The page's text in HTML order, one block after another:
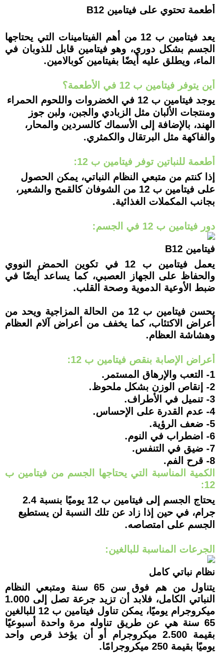
أطعمة تحتوي على فيتامين B12
يعد فيتامين ب 12 من أهم الفيتامينات التي يحتاجها
الجسم بشكل دوري، وهو فيتامين قابل للذوبان في
الماء، ويطلق عليه أيضًا بفيتامين كوبالامين.
أين يتوفر فيتامين ب 12 في الأطعمة؟
يوجد فيتامين ب 12 في الخضروات واللحوم الحمراء
ومنتجات الألبان مثل الزبادي والجبن، ولبن جوز
الهند، بالإضافة إلى الأسماك كالسردين والمحار،
والفاكهة مثل البرتقال والكمثري.
أطعمة للنباتين توفر فيتامين ب 12:
إذا كنتم من متبعي النظام النباتي، يمكن الحصول
على فيتامين ب 12 من الشوفان كالقمح والشعير،
بجانب المكملات الغذائية.
دور فيتامين ب 12 في الجسم:
فيتامين B12
يعمل فيتامين ب 12 في تكوين الحمض النووي
والحفاظ على الجهاز العصبي، كما يساعد أيضًا في
ضبط الأوعية الدموية وصحة القلب.
يحسن فيتامين ب 12 من الحالة المزاجية ويحد من
أعراض الاكتئاب، كما يخفف من أعراض آلام العظام
وهشاشة العظام.
أعراض الإصابة بنقص فيتامين ب 12:
1- التعب والإرهاق المستمر.
2- إنقاص الوزن بشكل ملحوظ.
3- تنميل في الأطراف.
4- عدم القدرة على الإحساس.
5- ضعف الرؤية.
6- اضطراب في النوم.
7- ضيق في التنفس.
8- قرح الفم.
الكمية المناسبة التي يحتاجها الجسم من فيتامين ب
12:
يحتاج الجسم إلى فيتامين ب 12 يوميًا بنسبة 2.4
جرام، في حين إذا زاد عن تلك النسبة لن يستطيع
الجسم على امتصاصه.
الجرعات المناسبة للبالغين:
نظام نباتي كامل
يتناول من هم فوق سن 65 سنة ومتبعي النظام
النباتي الكامل، فلابد أن تزيد جرعة تصل إلى 1.000
ميكروجرام يوميًا، يمكن تناول فيتامين ب 12 للبالغين
65 سنة هي عن طريق تناوله مرة واحدة أسبوعيًا
بقيمة 2.500 ميكروجرام أو أن يؤخذ قرص واحد
يوميًا بقيمة 250 ميكروجرامًا.